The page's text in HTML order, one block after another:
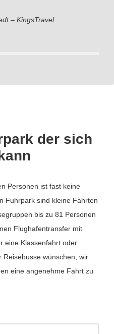
– KingsTravel
der sich
Personen ist fast keine
Fuhrpark sind kleine Fahrten
bis zu 81 Personen
Flughafentransfer mit
eine Klassenfahrt oder
Reisebusse wünschen, wir
eine angenehme Fahrt zu